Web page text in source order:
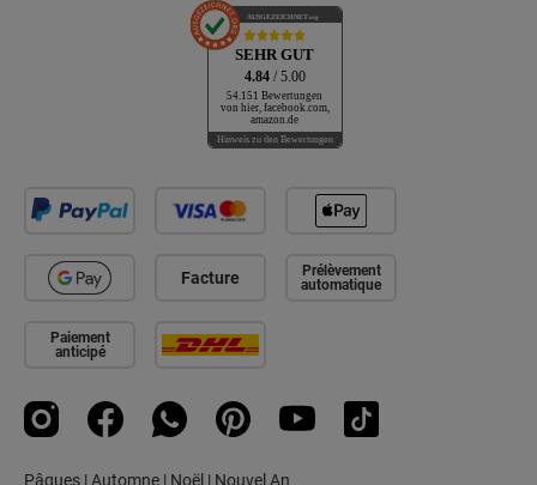
AUSGEZEICHNET.org
SEHR GUT
4.84 / 5.00
54.151 Bewertungen
von hier, facebook.com,
amazon.de
Hinweis zu den Bewertungen
Facture
Prélèvement
automatique
Paiement
anticipé
InstagramFacebookWhatsApp PinterestYouTubeTikTok
Pâques | Automne | Noël | Nouvel An